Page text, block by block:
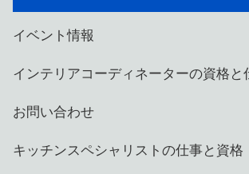
イベント情報
インテリアコーディネーターの資格と
お問い合わせ
キッチンスペシャリストの仕事と資格